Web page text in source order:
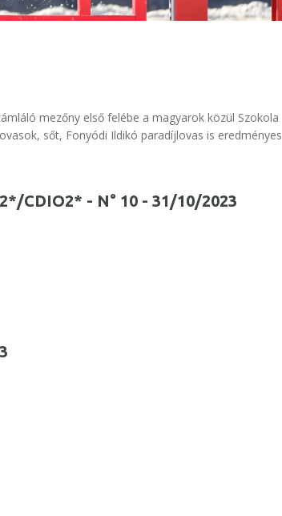
mezőny első felébe a magyarok közül Szokola
sőt, Fonyódi Ildikó paradíjlovas is eredményes
CDIO2* - N° 10 - 31/10/2023